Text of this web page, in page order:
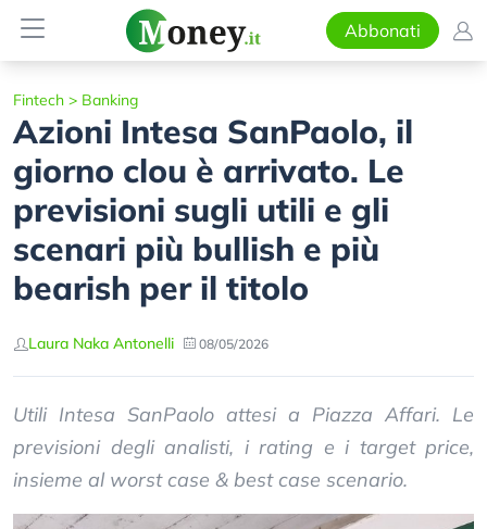
Abbonati
Fintech > Banking
Azioni Intesa SanPaolo, il
giorno clou è arrivato. Le
previsioni sugli utili e gli
scenari più bullish e più
bearish per il titolo
Laura Naka Antonelli 08/05/2026
Utili Intesa SanPaolo attesi a Piazza Affari. Le
previsioni degli analisti, i rating e i target price,
insieme al worst case & best case scenario.